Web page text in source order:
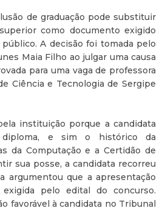
de graduação pode substituir
como documento exigido
A decisão foi tomada pelo
Maia Filho ao julgar uma causa
para uma vaga de professora
Ciência e Tecnologia de Sergipe
instituição porque a candidata
e sim o histórico da
da Computação e a Certidão de
sua posse, a candidata recorreu
argumentou que a apresentação
pelo edital do concurso.
favorável à candidata no Tribunal